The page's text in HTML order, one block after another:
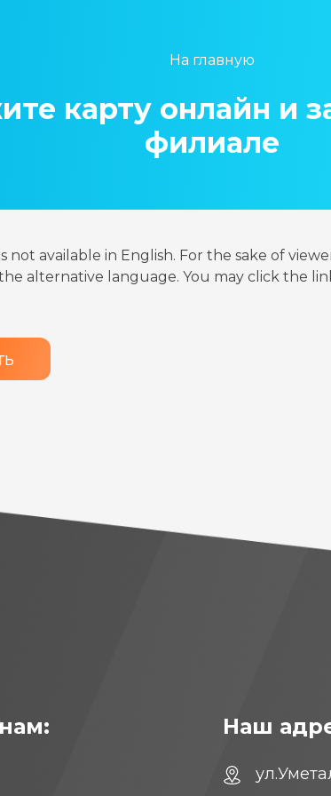
На главную
карту онлайн и
филиале
not available in English. For the sake of
alternative language. You may click the
Наш